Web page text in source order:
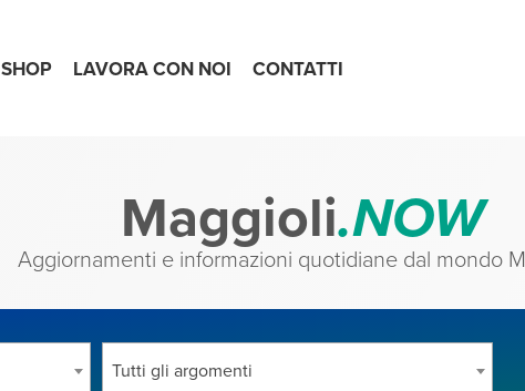
SHOP LAVORA CON NOI CONTATTI
Maggioli.NOW
Aggiornamenti e informazioni quotidiane dal mondo
Tutti gli argomenti